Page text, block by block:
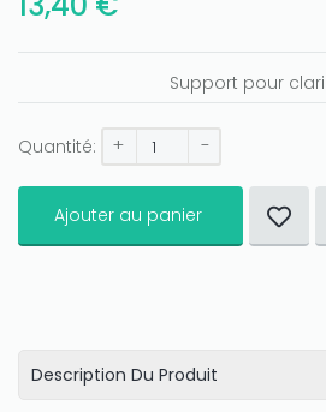
Support pour
Quantité: + -
Ajouter au panier
Description Du Produit